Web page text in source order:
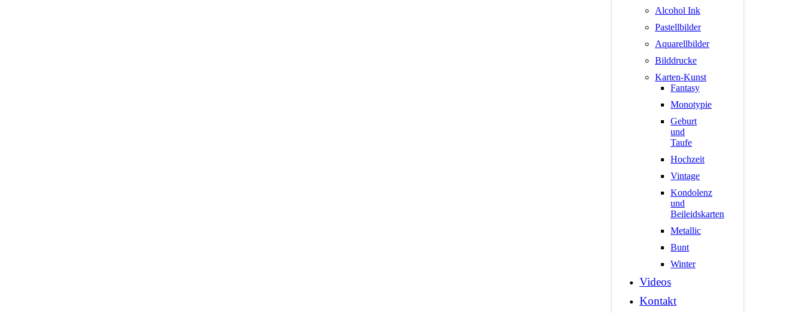
Alcohol Ink
Pastellbilder
Aquarellbilder
Bilddrucke
Karten-Kunst
Fantasy
Monotypie
Geburt
und
Taufe
Hochzeit
Vintage
Kondolenz
und
Beileidskarten
Metallic
Bunt
Winter
Videos
Kontakt